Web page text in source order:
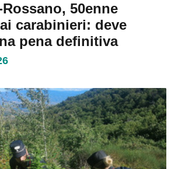
50enne
carabinieri: deve
pena definitiva